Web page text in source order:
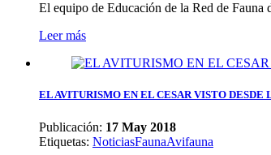
El equipo de Educación de la Red de
Leer más
EL AVITURISMO EN EL CESAR VISTO DESDE
Publicación: 17 May 2018
Etiquetas: NoticiasFaunaAvifauna